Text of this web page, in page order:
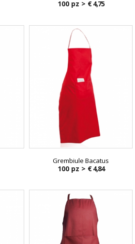
100 pz > € 4,75
Grembiule Bacatus
100 pz > € 4,84